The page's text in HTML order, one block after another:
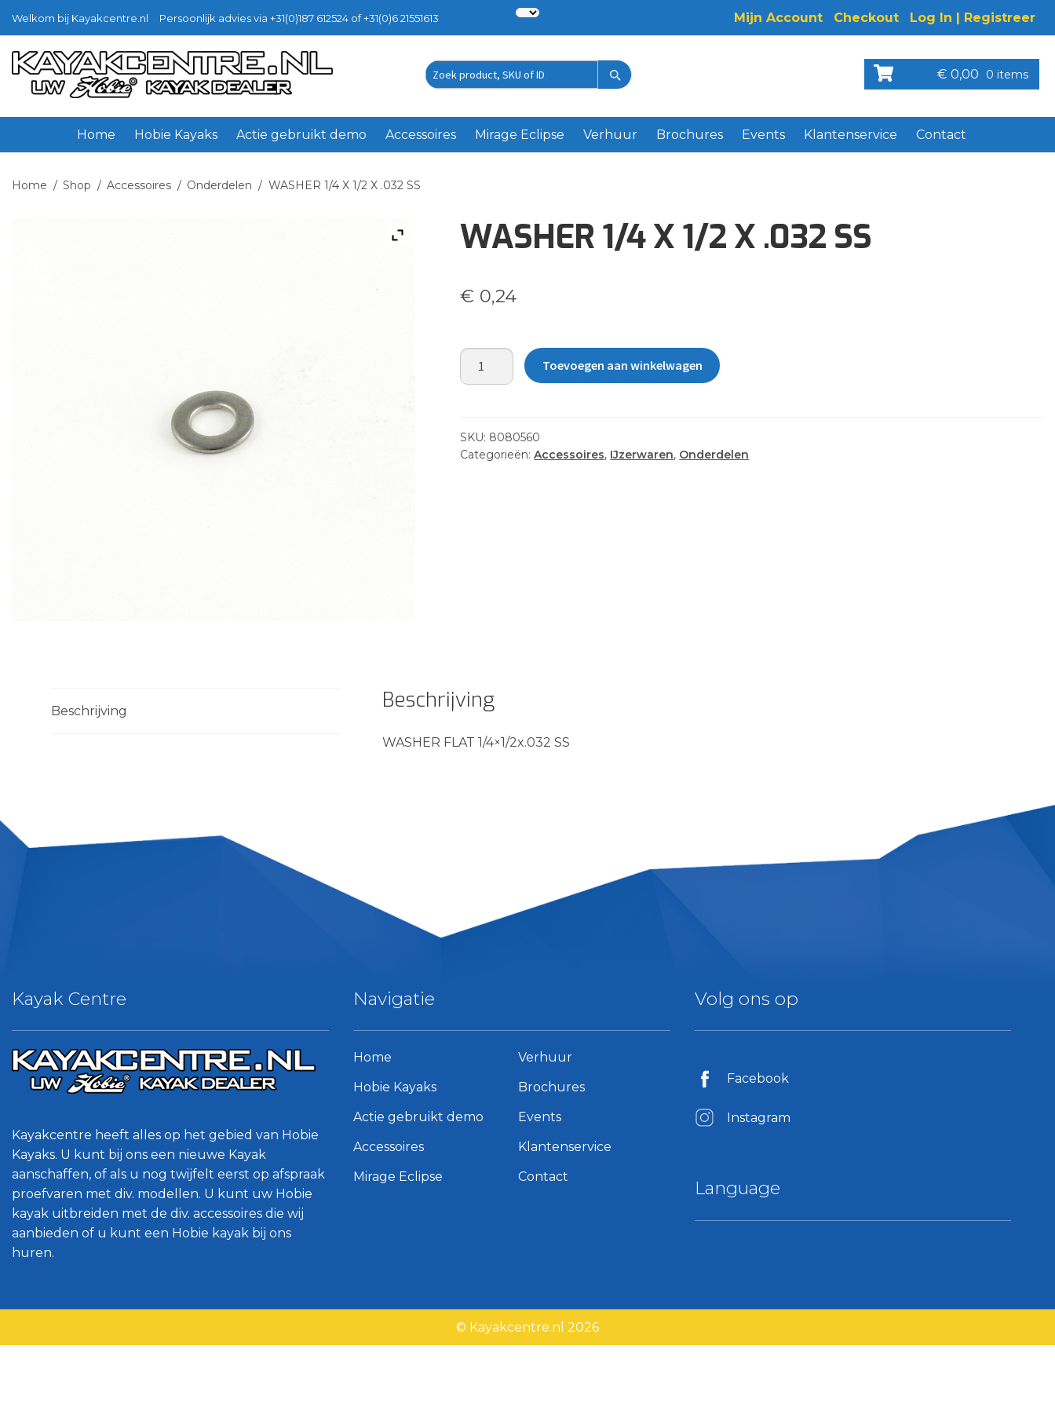
Welkom bij Kayakcentre.nl Persoonlijk advies via +31(0)187 612524 of +31(0)6 21551613 Mijn Account Checkout Log In | Registreer
Ga
door
naar
navigatie
Ga
naar
inhoud
Zoek
€ 0,00 0 items
Home Hobie Kayaks Actie gebruikt demo Accessoires Mirage Eclipse Verhuur Brochures Events Klantenservice Contact
Home / Shop / Accessoires / Onderdelen / WASHER 1/4 X 1/2 X .032 SS
WASHER 1/4 X 1/2 X .032 SS
€ 0,24
WASHER
1/4
X
.032
Toevoegen aan winkelwagen
SKU: 8080560
Categorieën:Accessoires, IJzerwaren, Onderdelen
Beschrijving Beschrijving
WASHER FLAT 1/4×1/2x.032 SS
Kayak Centre
Kayakcentre heeft alles op het gebied van Hobie
Kayaks. U kunt bij ons een nieuwe Kayak
aanschaffen, of als u nog twijfelt eerst op afspraak
proefvaren met div. modellen. U kunt uw Hobie
kayak uitbreiden met de div. accessoires die wij
aanbieden of u kunt een Hobie kayak bij ons
huren.
Navigatie
Home
Hobie Kayaks
Actie gebruikt demo
Accessoires
Mirage Eclipse
Verhuur
Brochures
Events
Klantenservice
Contact
Volg ons op
Facebook
Instagram
Language
© Kayakcentre.nl 2026